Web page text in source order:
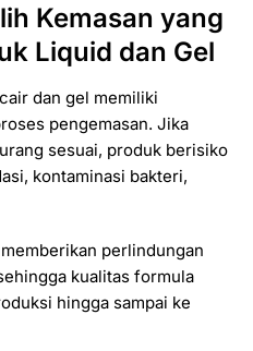
Kemasan yang
Liquid dan Gel
dan gel memiliki
pengemasan. Jika
sesuai, produk berisiko
kontaminasi bakteri,
perlindungan
kualitas formula
hingga sampai ke